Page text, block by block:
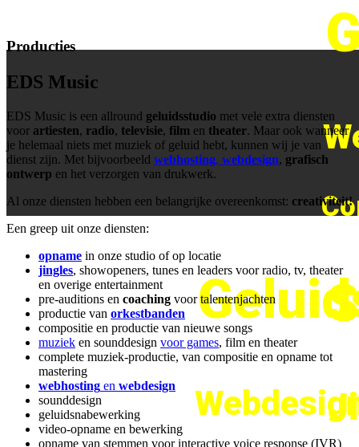
Producties
EDS Music
EDS Music is een allround geluidsstudio met vele extra diensten
voor artiesten, radio, televisie, film en theater. Maar ook wanneer
je helemaal niets met muziek of geluid hebt, kunnen wij je van
dienst zijn. Met bijvoorbeeld webhosting, webdesign, grafisch
ontwerp en het verzorgen van drukwerk.
Al onze diensten hebben een belangrijke overeenkomst: creativiteit!
Een greep uit onze diensten:
opname in onze studio of op locatie
jingles, showopeners, tunes en leaders voor radio, tv, theater
en overige entertainment
pre-auditions en coaching voor talentenjachten
productie van orkestbanden
compositie en productie van nieuwe songs
muziek en sounddesign voor games, film en theater
complete muziek-productie, van compositie en opname tot
mastering
webhosting en webdesign
sounddesign
geluidsnabewerking
video-opname en bewerking
opname van stemmen voor interactive voice response (IVR)